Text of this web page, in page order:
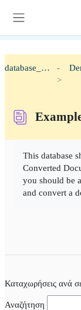
database_doc
This database
Converted
you should be
and convert a
Καταχωρήσεις ανά
Αναζήτηση